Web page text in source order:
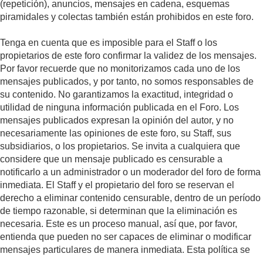
(repetición), anuncios, mensajes en cadena, esquemas
piramidales y colectas también están prohibidos en este foro.
Tenga en cuenta que es imposible para el Staff o los
propietarios de este foro confirmar la validez de los mensajes.
Por favor recuerde que no monitorizamos cada uno de los
mensajes publicados, y por tanto, no somos responsables de
su contenido. No garantizamos la exactitud, integridad o
utilidad de ninguna información publicada en el Foro. Los
mensajes publicados expresan la opinión del autor, y no
necesariamente las opiniones de este foro, su Staff, sus
subsidiarios, o los propietarios. Se invita a cualquiera que
considere que un mensaje publicado es censurable a
notificarlo a un administrador o un moderador del foro de forma
inmediata. El Staff y el propietario del foro se reservan el
derecho a eliminar contenido censurable, dentro de un período
de tiempo razonable, si determinan que la eliminación es
necesaria. Este es un proceso manual, así que, por favor,
entienda que pueden no ser capaces de eliminar o modificar
mensajes particulares de manera inmediata. Esta política se